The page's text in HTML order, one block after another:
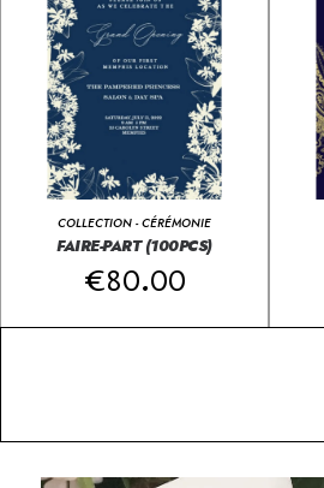
COLLECTION - CÉRÉMONIE
FAIRE-PART (100PCS)
€80.00